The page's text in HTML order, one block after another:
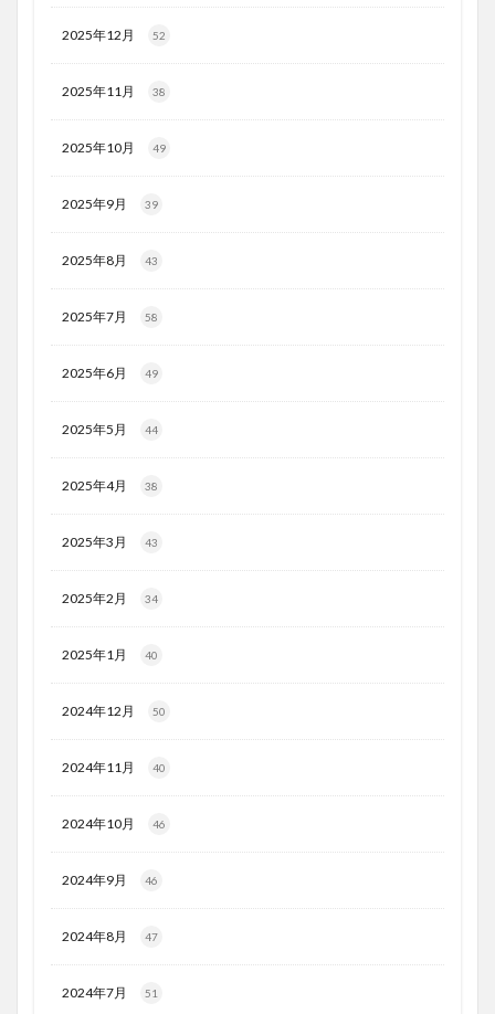
2025年12月 52
2025年11月 38
2025年10月 49
2025年9月 39
2025年8月 43
2025年7月 58
2025年6月 49
2025年5月 44
2025年4月 38
2025年3月 43
2025年2月 34
2025年1月 40
2024年12月 50
2024年11月 40
2024年10月 46
2024年9月 46
2024年8月 47
2024年7月 51